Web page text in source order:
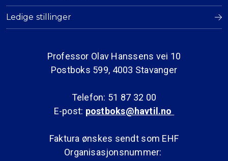
Ledige stillinger
Professor Olav Hanssens vei 10
Postboks 599, 4003 Stavanger
Telefon: 51 87 32 00
E-post: postboks@havtil.no
Faktura ønskes sendt som EHF
Organisasjonsnummer: